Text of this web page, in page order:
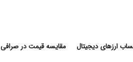
ارزهای دیجیتال مقایسه قیمت در صرافی